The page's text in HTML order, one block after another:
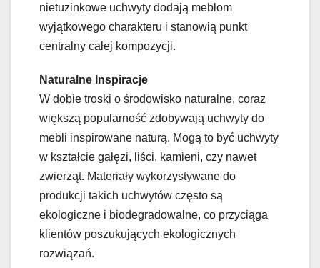
nietuzinkowe uchwyty dodają meblom
wyjątkowego charakteru i stanowią punkt
centralny całej kompozycji.
Naturalne Inspiracje
W dobie troski o środowisko naturalne, coraz
większą popularność zdobywają uchwyty do
mebli inspirowane naturą. Mogą to być uchwyty
w kształcie gałęzi, liści, kamieni, czy nawet
zwierząt. Materiały wykorzystywane do
produkcji takich uchwytów często są
ekologiczne i biodegradowalne, co przyciąga
klientów poszukujących ekologicznych
rozwiązań.